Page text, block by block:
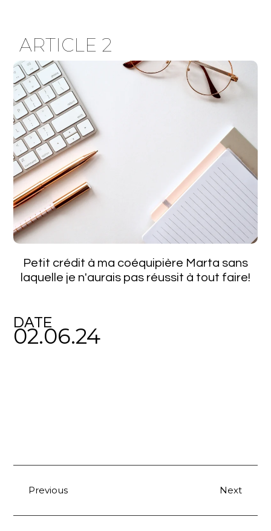
ARTICLE 2
Petit crédit à ma coéquipière Marta sans
laquelle je n'aurais pas réussit à tout faire!
DATE
02.06.24
Previous Next